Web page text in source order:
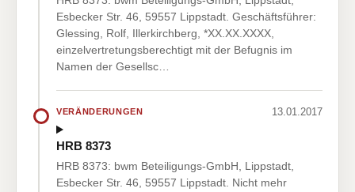
Esbecker Str. 46, 59557 Lippstadt. Geschäftsführer:
Glessing, Rolf, Illerkirchberg, *XX.XX.XXXX,
einzelvertretungsberechtigt mit der Befugnis im
Namen der Gesellsc…
VERÄNDERUNGEN 13.01.2017
HRB 8373
HRB 8373: bwm Beteiligungs-GmbH, Lippstadt,
Esbecker Str. 46, 59557 Lippstadt. Nicht mehr